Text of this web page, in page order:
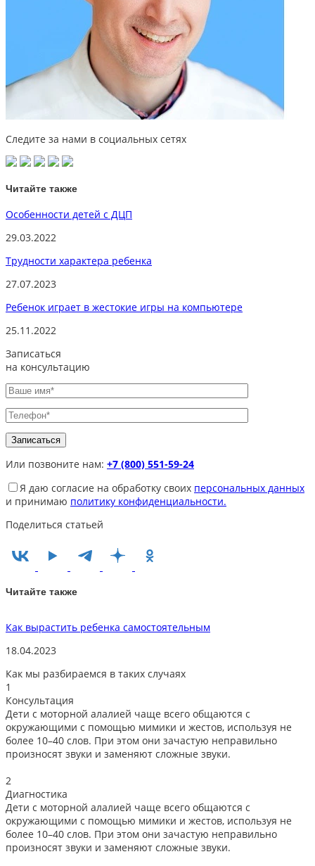
Следите за нами в социальных сетях
Читайте также
Особенности детей с ДЦП
29.03.2022
Трудности характера ребенка
27.07.2023
Ребенок играет в жестокие игры на компьютере
25.11.2022
Записаться
на консультацию
Или позвоните нам: +7 (800) 551-59-24
Я даю согласие на обработку своих персональных данных
и принимаю политику конфиденциальности.
Поделиться статьей
Читайте также
Как вырастить ребенка самостоятельным
18.04.2023
Как мы разбираемся в таких случаях
1
Консультация
Дети с моторной алалией чаще всего общаются с
окружающими с помощью мимики и жестов, используя не
более 10–40 слов. При этом они зачастую неправильно
произносят звуки и заменяют сложные звуки.
2
Диагностика
Дети с моторной алалией чаще всего общаются с
окружающими с помощью мимики и жестов, используя не
более 10–40 слов. При этом они зачастую неправильно
произносят звуки и заменяют сложные звуки.